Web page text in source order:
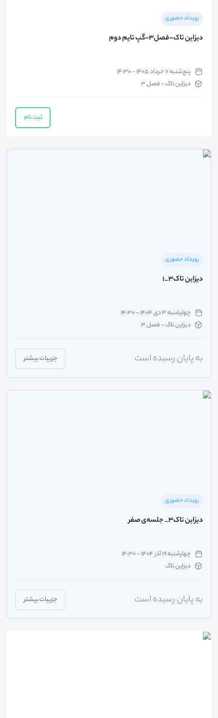
رویداد حضوری
دیزاین تاک-فصل3-گپ تایم دوم
پنج‌شنبه ۷ خرداد ۱۴۰۵ - ۱۴:۳۰
دیزاین تاک - فصل 3
ثبت نام
رویداد حضوری
دیزاین تاک3_1
چهارشنبه ۳ دی ۱۴۰۴ - ۱۴:۳۰
دیزاین تاک - فصل 3
به پایان رسیده است جزییات بیشتر
رویداد حضوری
دیزاین تاک3_ جلسه‌ی صفر
چهارشنبه ۱۹ آذر ۱۴۰۴ - ۱۴:۳۰
دیزاین تاک
به پایان رسیده است جزییات بیشتر